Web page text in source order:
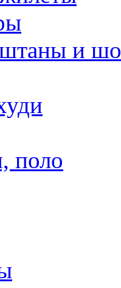
и
поло